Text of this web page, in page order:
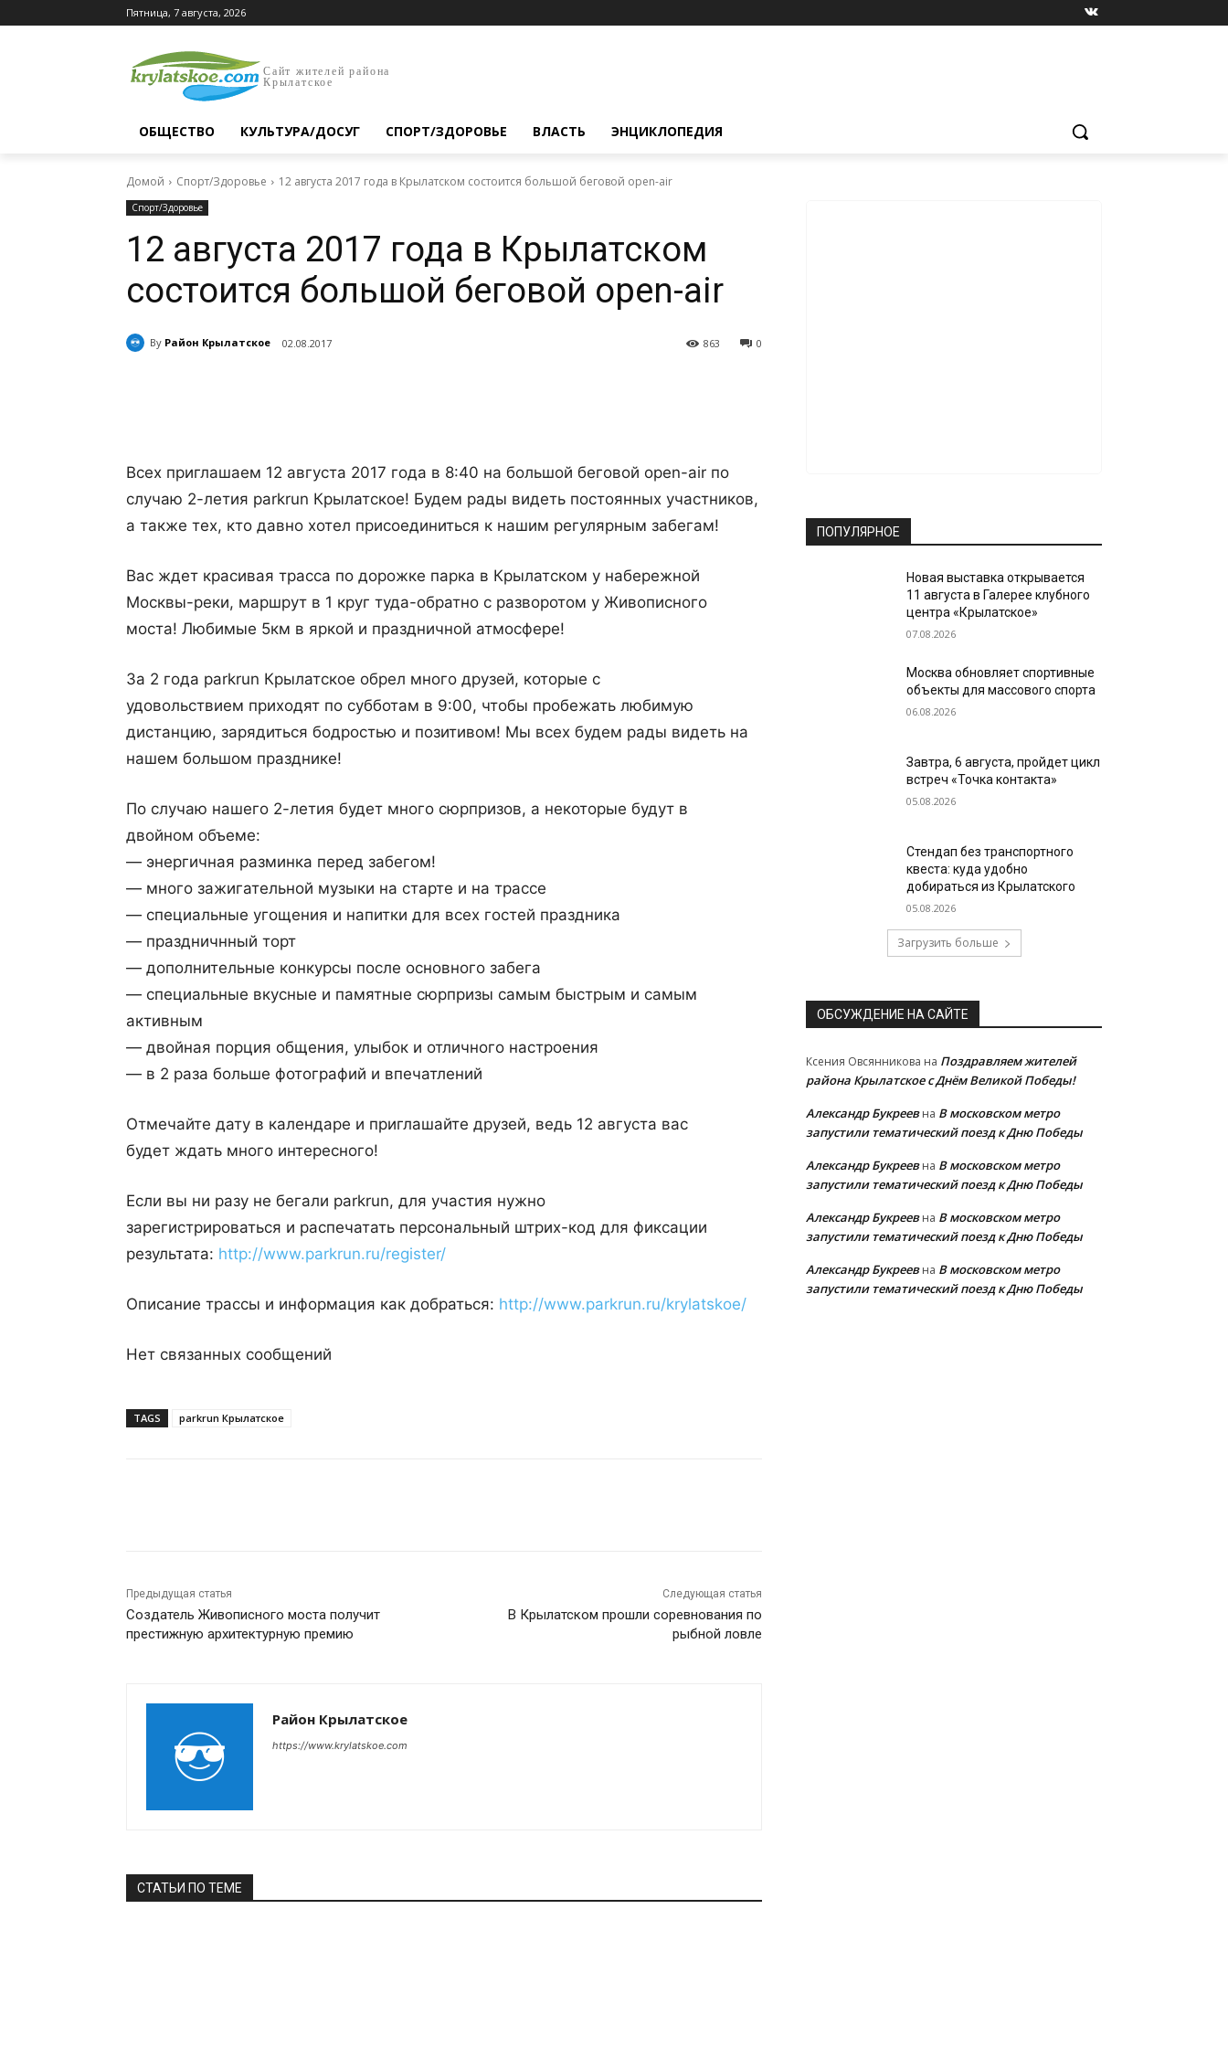
Пятница, 7 августа, 2026
Сайт жителей района
Крылатское
ОБЩЕСТВО КУЛЬТУРА/ДОСУГ СПОРТ/ЗДОРОВЬЕ ВЛАСТЬ ЭНЦИКЛОПЕДИЯ
Домой Спорт/Здоровье 12 августа 2017 года в Крылатском состоится большой беговой open-air
Спорт/Здоровье
12 августа 2017 года в Крылатском
состоится большой беговой open-air
By Район Крылатское 02.08.2017 0
863
Всех приглашаем 12 августа 2017 года в 8:40 на большой беговой open-air по
случаю 2-летия parkrun Крылатское! Будем рады видеть постоянных участников,
а также тех, кто давно хотел присоединиться к нашим регулярным забегам!
Вас ждет красивая трасса по дорожке парка в Крылатском у набережной
Москвы-реки, маршрут в 1 круг туда-обратно с разворотом у Живописного
моста! Любимые 5км в яркой и праздничной атмосфере!
За 2 года parkrun Крылатское обрел много друзей, которые с
удовольствием приходят по субботам в 9:00, чтобы пробежать любимую
дистанцию, зарядиться бодростью и позитивом! Мы всех будем рады видеть на
нашем большом празднике!
По случаю нашего 2-летия будет много сюрпризов, а некоторые будут в
двойном объеме:
— энергичная разминка перед забегом!
— много зажигательной музыки на старте и на трассе
— специальные угощения и напитки для всех гостей праздника
— праздничнный торт
— дополнительные конкурсы после основного забега
— специальные вкусные и памятные сюрпризы самым быстрым и самым
активным
— двойная порция общения, улыбок и отличного настроения
— в 2 раза больше фотографий и впечатлений
Отмечайте дату в календаре и приглашайте друзей, ведь 12 августа вас
будет ждать много интересного!
Если вы ни разу не бегали parkrun, для участия нужно
зарегистрироваться и распечатать персональный штрих-код для фиксации
результата: http://www.parkrun.ru/register/
Описание трассы и информация как добраться: http://www.parkrun.ru/krylatskoe/
Нет связанных сообщений
TAGS parkrun Крылатское
Предыдущая статья
Создатель Живописного моста получит
престижную архитектурную премию
Следующая статья
В Крылатском прошли соревнования по
рыбной ловле
Район Крылатское
https://www.krylatskoe.com
СТАТЬИ ПО ТЕМЕ
ПОПУЛЯРНОЕ
Новая выставка открывается
11 августа в Галерее клубного
центра «Крылатское»
07.08.2026
Москва обновляет спортивные
объекты для массового спорта
06.08.2026
Завтра, 6 августа, пройдет цикл
встреч «Точка контакта»
05.08.2026
Стендап без транспортного
квеста: куда удобно
добираться из Крылатского
05.08.2026
Загрузить больше
ОБСУЖДЕНИЕ НА САЙТЕ
Ксения Овсянникова на Поздравляем жителей
района Крылатское с Днём Великой Победы!
Александр Букреевна В московском метро
запустили тематический поезд к Дню Победы
Александр Букреевна В московском метро
запустили тематический поезд к Дню Победы
Александр Букреевна В московском метро
запустили тематический поезд к Дню Победы
Александр Букреевна В московском метро
запустили тематический поезд к Дню Победы